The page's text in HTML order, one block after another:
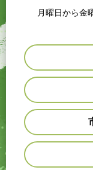
月曜日から金